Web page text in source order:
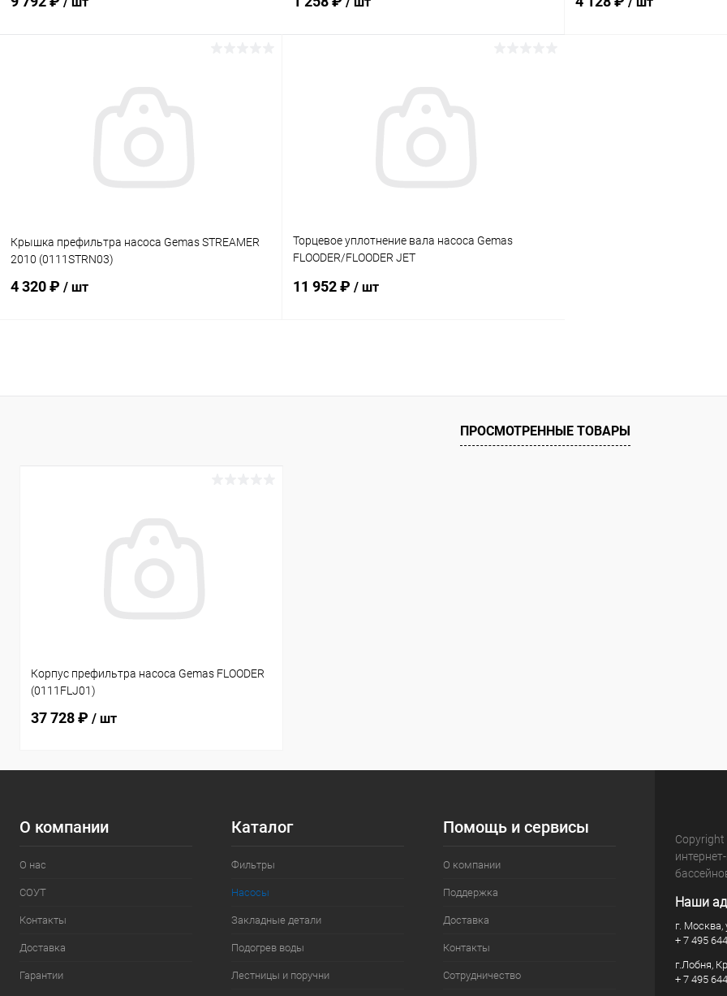
Крышка префильтра насоса Gemas STREAMER
2010 (0111STRN03)
4 320 ₽ / шт
В избранное
Торцевое уплотнение вала насоса Gemas
FLOODER/FLOODER JET
11 952 ₽ / шт
В избранное
В наличии
ПРОСМОТРЕННЫЕ ТОВАРЫ
Корпус префильтра насоса Gemas FLOODER
(0111FLJ01)
37 728 ₽ / шт
О компании
О нас
СОУТ
Контакты
Доставка
Гарантии
Каталог
Фильтры
Насосы
Закладные детали
Подогрев воды
Лестницы и поручни
Помощь и сервисы
О компании
Поддержка
Доставка
Контакты
Сотрудничество
Наши
г. Москва,
+ 7 495
г.Лобня,
+ 7 495